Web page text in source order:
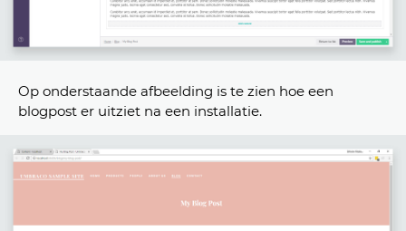
Op onderstaande afbeelding is te zien hoe een
blogpost er uitziet na een installatie.